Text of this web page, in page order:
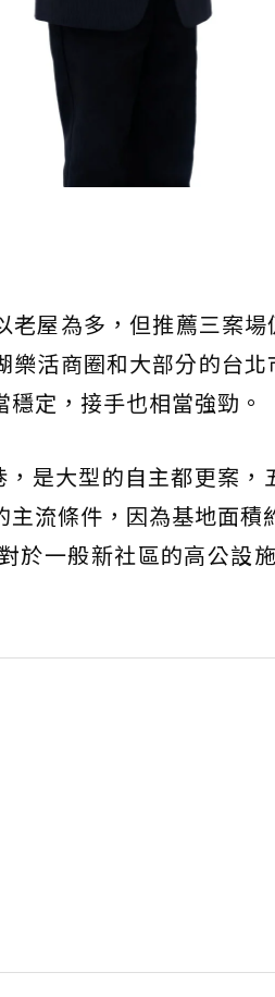
老屋為多，但推薦三案
樂活商圈和大部分的台
定，接手也相當強勁。
是大型的自主都更案
主流條件，因為基地面
於一般新社區的高公設